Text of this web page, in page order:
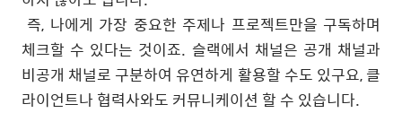
즉, 나에게 가장 중요한 주제나 프로젝트만을 구독하며
체크할 수 있다는 것이죠. 슬랙에서 채널은 공개 채널과
비공개 채널로 구분하여 유연하게 활용할 수도 있구요, 클
라이언트나 협력사와도 커뮤니케이션 할 수 있습니다.